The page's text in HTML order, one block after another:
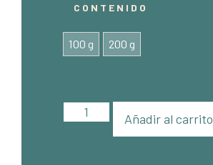
CONTENIDO
100 g 200 g
Añadir al carrito